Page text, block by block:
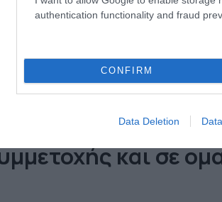
authentication functionality and fraud
CONFIRM
Data Deletion
και σε